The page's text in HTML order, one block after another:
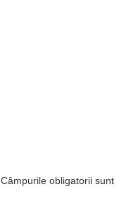
Câmpurile obligatorii sunt